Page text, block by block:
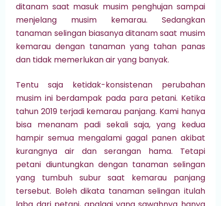
ditanam saat masuk musim penghujan sampai
menjelang musim kemarau. Sedangkan
tanaman selingan biasanya ditanam saat musim
kemarau dengan tanaman yang tahan panas
dan tidak memerlukan air yang banyak.
Tentu saja ketidak-konsistenan perubahan
musim ini berdampak pada para petani. Ketika
tahun 2019 terjadi kemarau panjang. Kami hanya
bisa menanam padi sekali saja, yang kedua
hampir semua mengalami gagal panen akibat
kurangnya air dan serangan hama. Tetapi
petani diuntungkan dengan tanaman selingan
yang tumbuh subur saat kemarau panjang
tersebut. Boleh dikata tanaman selingan itulah